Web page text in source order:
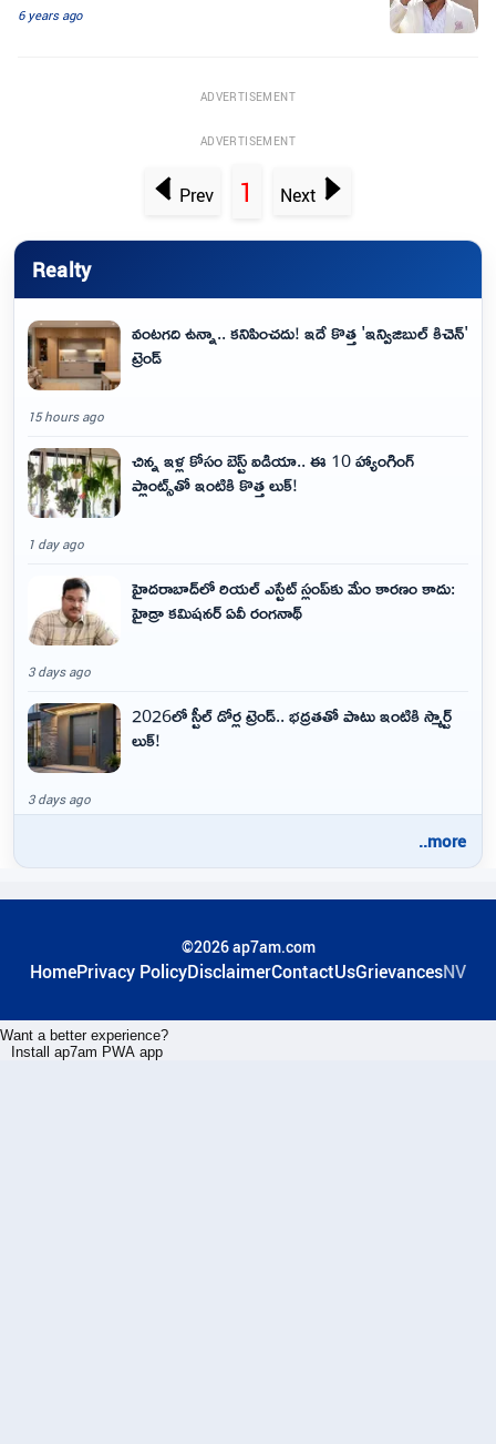
6 years ago
ADVERTISEMENT
ADVERTISEMENT
Prev 1 Next
Realty
వంటగది ఉన్నా.. కనిపించదు! ఇదే కొత్త 'ఇన్విజిబుల్ కిచెన్'
ట్రెండ్
15 hours ago
చిన్న ఇళ్ల కోసం బెస్ట్ ఐడియా.. ఈ 10 హ్యాంగింగ్
ప్లాంట్స్‌తో ఇంటికి కొత్త లుక్!
1 day ago
హైదరాబాద్‌లో రియల్ ఎస్టేట్ స్లంప్‌కు మేం కారణం కాదు:
హైడ్రా కమిషనర్ ఏవీ రంగనాథ్
3 days ago
2026లో స్టీల్ డోర్ల ట్రెండ్.. భద్రతతో పాటు ఇంటికి స్మార్ట్
లుక్!
3 days ago
..more
©2026 ap7am.com
HomePrivacy PolicyDisclaimerContactUsGrievancesNV
Want a better experience?
Install ap7am PWA app